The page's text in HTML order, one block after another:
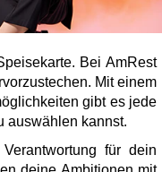
Bei AmRest
Mit einem
gibt es jede
auswählen kannst.
für dein